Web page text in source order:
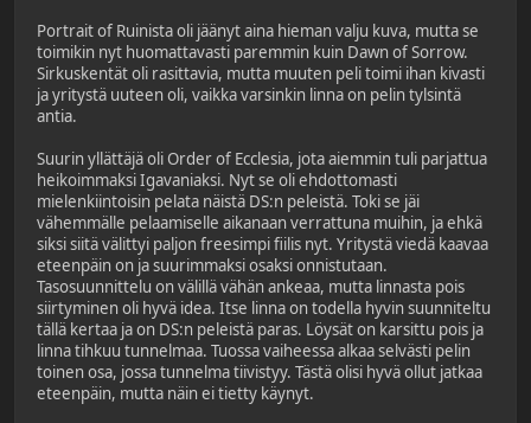
Portrait of Ruinista oli jäänyt aina hieman valju kuva, mutta se
toimikin nyt huomattavasti paremmin kuin Dawn of Sorrow.
Sirkuskentät oli rasittavia, mutta muuten peli toimi ihan kivasti
ja yritystä uuteen oli, vaikka varsinkin linna on pelin tylsintä
antia.
Suurin yllättäjä oli Order of Ecclesia, jota aiemmin tuli parjattua
heikoimmaksi Igavaniaksi. Nyt se oli ehdottomasti
mielenkiintoisin pelata näistä DS:n peleistä. Toki se jäi
vähemmälle pelaamiselle aikanaan verrattuna muihin, ja ehkä
siksi siitä välittyi paljon freesimpi fiilis nyt. Yritystä viedä kaavaa
eteenpäin on ja suurimmaksi osaksi onnistutaan.
Tasosuunnittelu on välillä vähän ankeaa, mutta linnasta pois
siirtyminen oli hyvä idea. Itse linna on todella hyvin suunniteltu
tällä kertaa ja on DS:n peleistä paras. Löysät on karsittu pois ja
linna tihkuu tunnelmaa. Tuossa vaiheessa alkaa selvästi pelin
toinen osa, jossa tunnelma tiivistyy. Tästä olisi hyvä ollut jatkaa
eteenpäin, mutta näin ei tietty käynyt.